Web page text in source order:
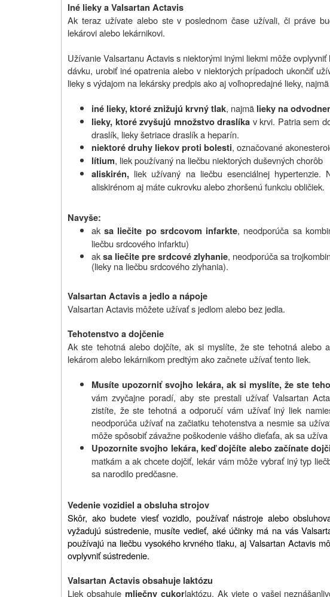
Iné lieky a Valsartan Actavis
Ak teraz užívate alebo ste v poslednom čase užívali, či práve
lekárovi alebo lekárnikovi.
Užívanie Valsartanu Actavis s niektorými inými liekmi môže
dávku, urobiť iné opatrenia alebo v niektorých prípadoch ukončiť
lieky s výdajom na lekársky predpis ako aj voľnopredajné lieky,
iné lieky, ktoré znižujú krvný tlak, najmä lieky na
lieky, ktoré zvyšujú množstvo draslíka v krvi. Patria sem
draslík, lieky šetriace draslík a heparín.
niektoré druhy liekov proti bolesti, označované
lítium, liek používaný na liečbu niektorých duševných chorôb
aliskirén, liek užívaný na liečbu esenciálnej hypertenzie.
aliskirénom aj máte cukrovku alebo zhoršenú funkciu obličiek.
Navyše:
ak sa liečite po srdcovom infarkte, neodporúča sa
liečbu srdcového infarktu)
aksa liečite pre srdcové zlyhanie, neodporúča sa
(lieky na liečbu srdcového zlyhania).
Valsartan Actavis a jedlo a nápoje
Valsartan Actavis môžete užívať s jedlom alebo bez jedla.
Tehotenstvo a dojčenie
Ak ste tehotná alebo dojčíte, ak si myslíte, že ste tehotná alebo
lekárom alebo lekárnikom predtým ako začnete užívať tento liek.
Musíte upozorniť svojho lekára, ak si myslíte, že ste
vám zvyčajne poradí, aby ste prestali užívať Valsartan
zistíte, že ste tehotná a odporučí vám užívať iný liek
neodporúča užívať na začiatku tehotenstva a nesmie sa
môže spôsobiť závažne poškodenie vášho dieťaťa, ak sa
Upozornite svojho lekára, keď dojčíte alebo začínate
matkám a ak chcete dojčiť, lekár vám môže vybrať iný typ
sa narodilo predčasne.
Vedenie vozidiel a obsluha strojov
Skôr, ako budete viesť vozidlo, používať nástroje alebo
vyžadujú sústredenie, musíte vedieť, aké účinky má na vás
používajú na liečbu vysokého krvného tlaku, aj Valsartan Actavis
ovplyvniť sústredenie.
Valsartan Actavis obsahuje laktózu
Liek obsahuje mliečny cukorlaktózu. Ak viete o vašej